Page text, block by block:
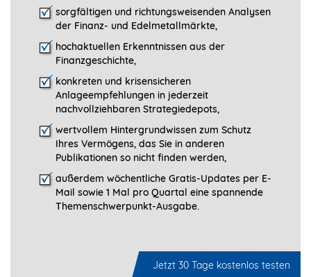
sorgfältigen und richtungsweisenden Analysen
der Finanz- und Edelmetallmärkte,
hochaktuellen Erkenntnissen aus der
Finanzgeschichte,
konkreten und krisensicheren
Anlageempfehlungen in jederzeit
nachvollziehbaren Strategiedepots,
wertvollem Hintergrundwissen zum Schutz
Ihres Vermögens, das Sie in anderen
Publikationen so nicht finden werden,
außerdem wöchentliche Gratis-Updates per E-
Mail sowie 1 Mal pro Quartal eine spannende
Themenschwerpunkt-­Ausgabe.
Jetzt 30 Tage kostenlos testen